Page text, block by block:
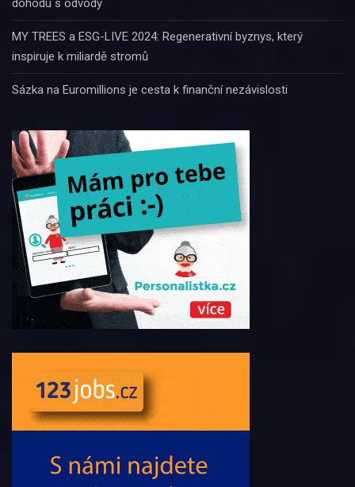
MY TREES a ESG-LIVE 2024: Regenerativní byznys, který
inspiruje k miliardě stromů
Sázka na Euromillions je cesta k finanční nezávislosti